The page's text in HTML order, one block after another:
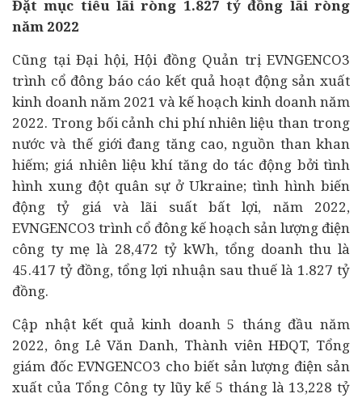
Đặt mục tiêu lãi ròng 1.827 tỷ đồng lãi ròng
năm 2022
Cũng tại Đại hội, Hội đồng Quản trị EVNGENCO3
trình cổ đông báo cáo kết quả hoạt động sản xuất
kinh doanh năm 2021 và kế hoạch kinh doanh năm
2022. Trong bối cảnh chi phí nhiên liệu than trong
nước và thế giới đang tăng cao, nguồn than khan
hiếm; giá nhiên liệu khí tăng do tác động bởi tình
hình xung đột quân sự ở Ukraine; tình hình biến
động tỷ giá và lãi suất bất lợi, năm 2022,
EVNGENCO3 trình cổ đông kế hoạch sản lượng điện
công ty mẹ là 28,472 tỷ kWh, tổng doanh thu là
45.417 tỷ đồng, tổng lợi nhuận sau thuế là 1.827 tỷ
đồng.
Cập nhật kết quả kinh doanh 5 tháng đầu năm
2022, ông Lê Văn Danh, Thành viên HĐQT, Tổng
giám đốc EVNGENCO3 cho biết sản lượng điện sản
xuất của Tổng Công ty lũy kế 5 tháng là 13,228 tỷ